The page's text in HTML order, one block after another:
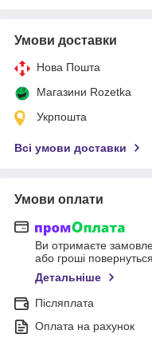
Умови доставки
Нова Пошта
Магазини Rozetka
Укрпошта
Всі умови доставки
Умови оплати
Ви отримаєте
або гроші
Детальніше
Післяплата
Оплата на рахунок